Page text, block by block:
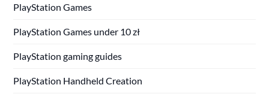
PlayStation Games
PlayStation Games under 10 zł
PlayStation gaming guides
PlayStation Handheld Creation